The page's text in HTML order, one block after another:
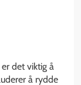
det viktig å
å rydde